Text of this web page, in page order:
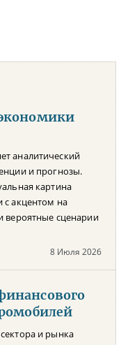
аналитический
и прогнозы.
картина
с акцентом на
вероятные сценарии
8 Июля 2026
и рынка